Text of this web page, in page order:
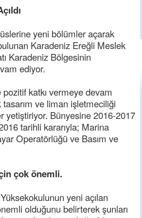
yeni bölümler açarak
Karadeniz Ereğli Meslek
Karadeniz Bölgesinin
ediyor.
katkı vermeye devam
ve liman işletmeciliği
yetiştiriyor. Bünyesine 2016-2017
tarihli kararıyla; Marina
Operatörlüğü ve Basım ve
çok önemli.
yeni açılan
olduğunu belirterek şunları
bir hizmet.Ereğlimizin terası sayenizde huzur
ve ahlak bulacak teşekkürler
Halil Aydın
Birol Şahin ülke hizmetine çeyrek asır
damgasını vurmuş siyasi geleneğin vücut
bulmuş hali yalpalamadan saf değiştirmeden
küsmeden yunus